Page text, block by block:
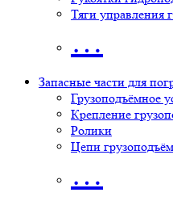
Тяги управления
…
Запасные части для
Грузоподъёмное
Крепление
Ролики
Цепи
…